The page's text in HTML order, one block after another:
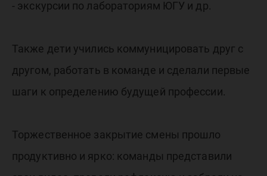
- экскурсии по лабораториям ЮГУ и др.
Также дети учились коммуницировать друг с
другом, работать в команде и сделали первые
шаги к определению будущей профессии.
Торжественное закрытие смены прошло
продуктивно и ярко: команды представили